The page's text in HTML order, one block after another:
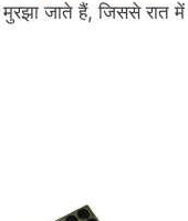
जाते हैं, जिससे रात में